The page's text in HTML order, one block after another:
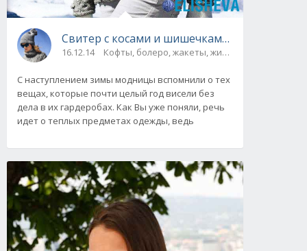
Свитер с косами и шишечками и шапка,
16.12.14 Кофты, болеро, жакеты, жилеты, пуловеры и
С наступлением зимы модницы вспомнили о тех
вещах, которые почти целый год висели без
дела в их гардеробах. Как Вы уже поняли, речь
идет о теплых предметах одежды, ведь